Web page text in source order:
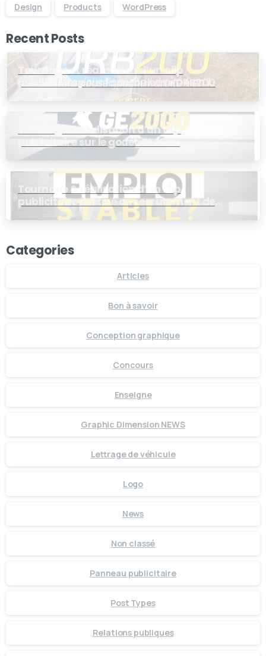
Design Products WordPress
Recent Posts
Tournage et réalisation d’un clip
publicitaire pour la dérouleuse DRB200
Tournage & réalisation d’un clip
publicitaire sur le godet GE2000
Tournage & réalisation d’un clip
publicitaire destiné au recrutement de
personnel de production chez ROBERT
Categories
Articles
Bon à savoir
Conception graphique
Concours
Enseigne
Graphic Dimension NEWS
Lettrage de véhicule
Logo
News
Non classé
Panneau publicitaire
Post Types
Relations publiques